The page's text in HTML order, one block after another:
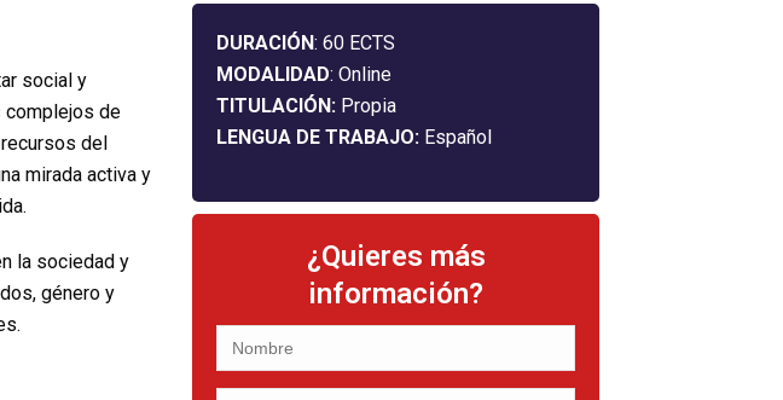
social y
complejos de
del
mirada activa y
la sociedad y
género y
DURACIÓN: 60 ECTS
MODALIDAD: Online
TITULACIÓN: Propia
LENGUA DE TRABAJO: Español
¿Quieres más
información?